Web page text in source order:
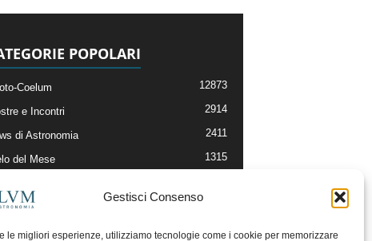
Gestisci Consenso
le migliori esperienze, utilizziamo tecnologie come i cookie per memorizzare
POPOLARI
Coelum 12873
e Incontri 2914
di Astronomia 2411
del Mese 1315
e Risorse On-Line
della Redazione